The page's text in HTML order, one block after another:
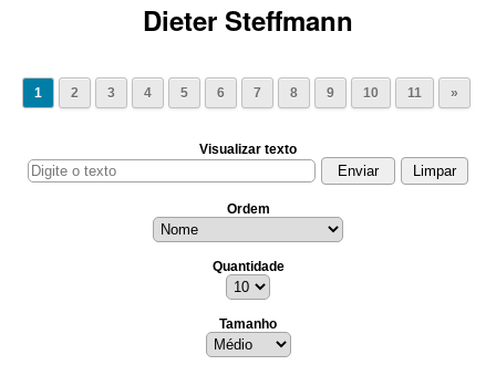
Dieter Steffmann
1 2 3 4 5 6 7 8 9 10 11 »
Visualizar texto
Ordem
Quantidade
Tamanho